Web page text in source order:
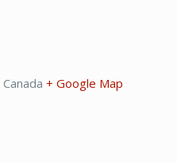
Canada + Google Map